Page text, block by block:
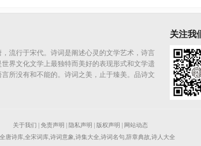
流行于宋代。诗词是阐述心灵的文学艺术，诗言
界文化文学上最独特而美好的表现形式和文学遗
所没有和不能的。诗词之美，止于臻美。品诗文
关注我
关于我们 免责声明 隐私声明 版权声明
网站动态
全唐诗库,全宋词库,诗词意象,诗集大全,诗词名句,辞章典故,诗人大全